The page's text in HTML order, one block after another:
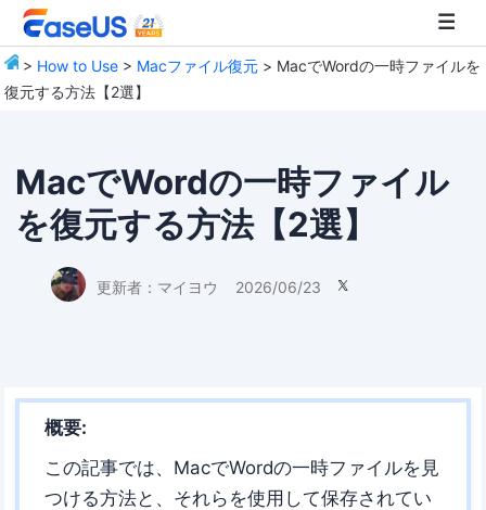
> How to Use > Macファイル復元 > MacでWordの一時ファイルを
復元する方法【2選】
MacでWordの一時ファイル
を復元する方法【2選】
更新者： マイヨウ 2026/06/23 
概要:
この記事では、MacでWordの一時ファイルを見
つける方法と、それらを使用して保存されてい